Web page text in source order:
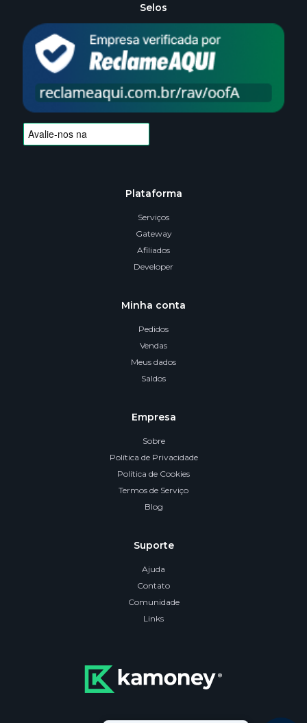
Plataforma
Serviços
Gateway
Afiliados
Developer
Minha conta
Pedidos
Vendas
Meus dados
Saldos
Empresa
Sobre
Política de Privacidade
Política de Cookies
Termos de Serviço
Blog
Suporte
Ajuda
Contato
Comunidade
Links
Selos